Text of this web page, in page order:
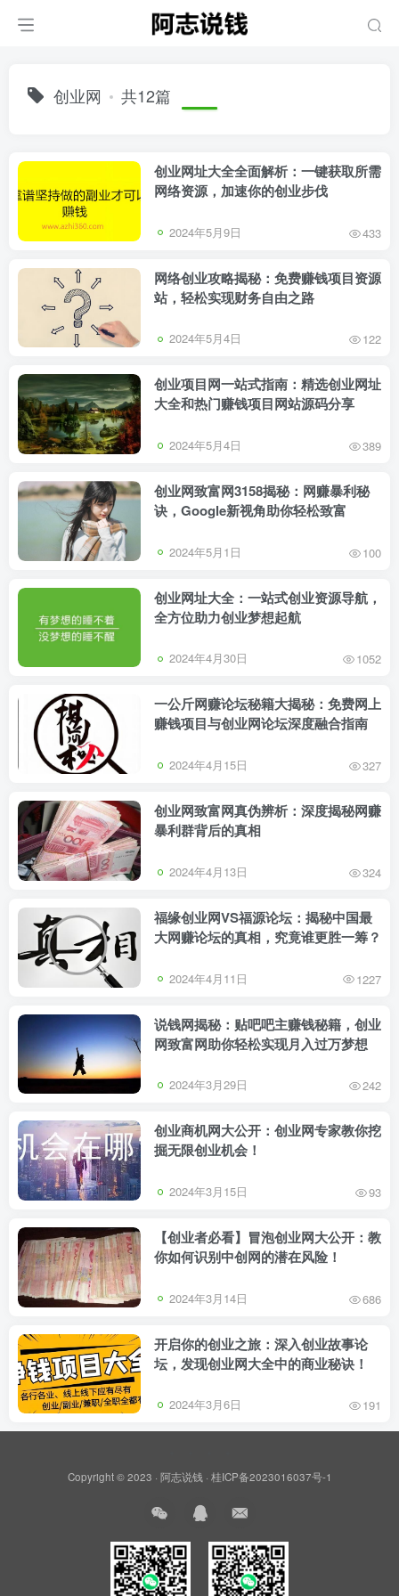
创业网 共12篇
创业网址大全全面解析：一键获取所需
网络资源，加速你的创业步伐
2024年5月9日 433
网络创业攻略揭秘：免费赚钱项目资源
站，轻松实现财务自由之路
2024年5月4日 122
创业项目网一站式指南：精选创业网址
大全和热门赚钱项目网站源码分享
2024年5月4日 389
创业网致富网3158揭秘：网赚暴利秘
诀，Google新视角助你轻松致富
2024年5月1日 100
创业网址大全：一站式创业资源导航，
全方位助力创业梦想起航
2024年4月30日 1052
一公斤网赚论坛秘籍大揭秘：免费网上
赚钱项目与创业网论坛深度融合指南
2024年4月15日 327
创业网致富网真伪辨析：深度揭秘网赚
暴利群背后的真相
2024年4月13日 324
福缘创业网VS福源论坛：揭秘中国最
大网赚论坛的真相，究竟谁更胜一筹？
2024年4月11日 1227
说钱网揭秘：贴吧吧主赚钱秘籍，创业
网致富网助你轻松实现月入过万梦想
2024年3月29日 242
创业商机网大公开：创业网专家教你挖
掘无限创业机会！
2024年3月15日 93
【创业者必看】冒泡创业网大公开：教
你如何识别中创网的潜在风险！
2024年3月14日 686
开启你的创业之旅：深入创业故事论
坛，发现创业网大全中的商业秘诀！
2024年3月6日 191
Copyright © 2023 · 阿志说钱· 桂ICP备2023016037号-1